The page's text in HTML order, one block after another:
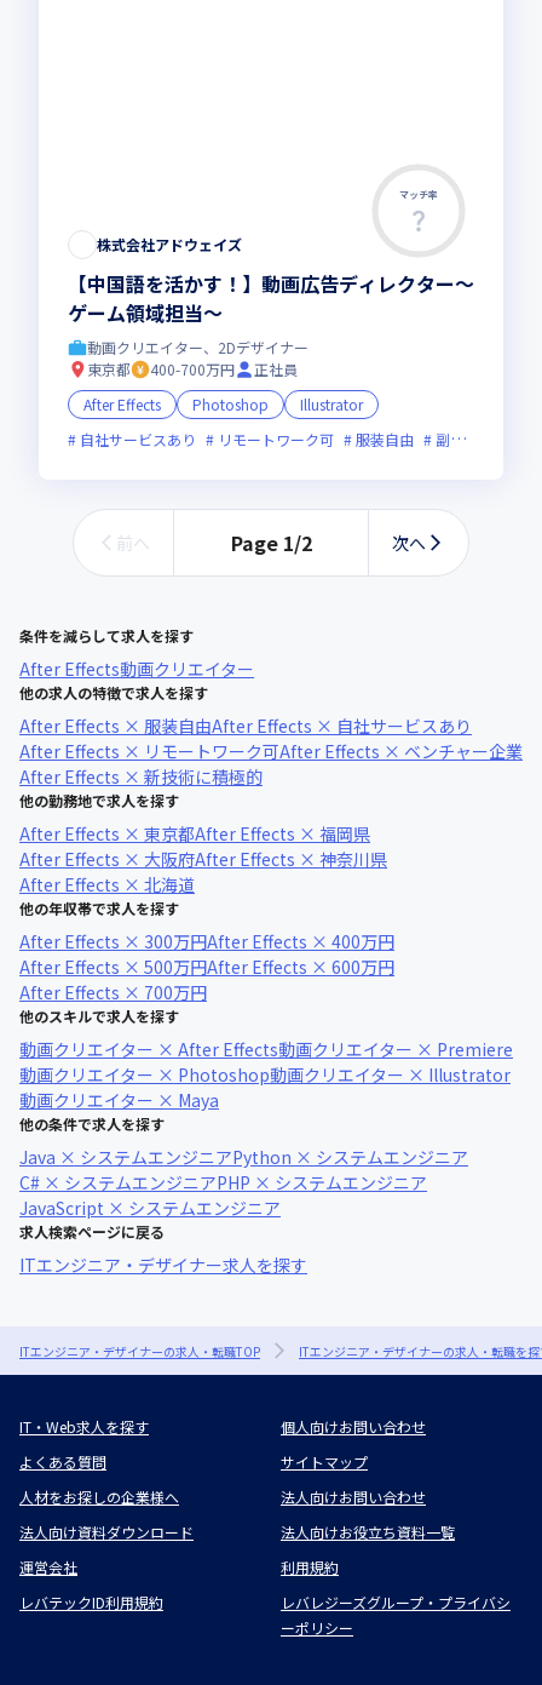
マッチ率
株式会社アドウェイズ
【中国語を活かす！】動画広告ディレクター～
ゲーム領域担当～
動画クリエイター、2Dデザイナー
東京都
400-700万円
正社員
After Effects
Photoshop
Illustrator
自社サービスあり
リモートワーク可 服装自由 副業可
前へ Page 1/2 次へ
条件を減らして求人を探す
After Effects動画クリエイター
他の求人の特徴で求人を探す
After Effects × 服装自由After Effects × 自社サービスあり
After Effects × リモートワーク可After Effects × ベンチャー企業
After Effects × 新技術に積極的
他の勤務地で求人を探す
After Effects × 東京都After Effects × 福岡県
After Effects × 大阪府After Effects × 神奈川県
After Effects × 北海道
他の年収帯で求人を探す
After Effects × 300万円After Effects × 400万円
After Effects × 500万円After Effects × 600万円
After Effects × 700万円
他のスキルで求人を探す
動画クリエイター × After Effects動画クリエイター × Premiere
動画クリエイター × Photoshop動画クリエイター × Illustrator
動画クリエイター × Maya
他の条件で求人を探す
Java × システムエンジニアPython × システムエンジニア
C# × システムエンジニアPHP × システムエンジニア
JavaScript × システムエンジニア
求人検索ページに戻る
ITエンジニア・デザイナー求人を探す
ITエンジニア・デザイナーの求人・転職TOP ITエンジニア・デザイナーの求人・転職を
IT・Web求人を探す
個人向けお問い合わせ
よくある質問
サイトマップ
人材をお探しの企業様へ
法人向けお問い合わせ
法人向け資料ダウンロード
法人向けお役立ち資料一覧
運営会社
利用規約
レバテックID利用規約
レバレジーズグループ・プライバシ
ーポリシー